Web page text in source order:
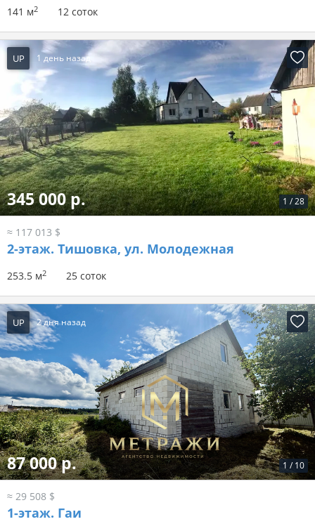
141 м2 12 соток
UP 1 день назад
1 /28
345 000 р.
≈ 117 013 $
2-этаж. Тишовка, ул. Молодежная
253.5 м2 25 соток
UP 2 дня назад
1 / 10
87 000 р.
≈ 29 508 $
1-этаж. Гаи